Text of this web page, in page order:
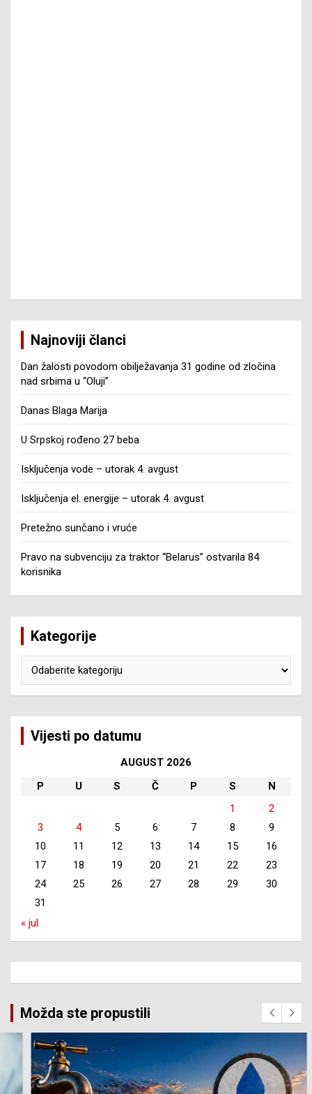
Najnoviji članci
Dan žalosti povodom obilježavanja 31 godine od zločina
nad srbima u “Oluji”
Danas Blaga Marija
U Srpskoj rođeno 27 beba
Isključenja vode – utorak 4. avgust
Isključenja el. energije – utorak 4. avgust
Pretežno sunčano i vruće
Pravo na subvenciju za traktor “Belarus” ostvarila 84
korisnika
Kategorije
Vijesti po datumu
AUGUST 2026
P
U S Č P S
N
1
2
3
4 5 6 7 8
9
10
11 12 13 14 15
16
17
18 19 20 21 22
23
24
25 26 27 28 29
30
31
« jul
Možda ste propustili